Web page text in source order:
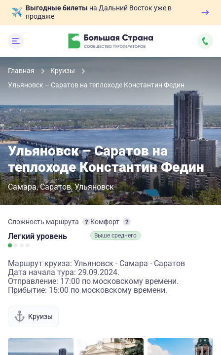
Выгодные билеты на Дальний Восток уже в
продаже
Главная
Круизы
Ульяновск – Саратов на теплоходе Константин Федин
Ульяновск – Саратов на
теплоходе Константин Федин
Самара Саратов Ульяновск
Сложность маршрута
Легкий уровень
Комфорт
Выше среднего
Маршрут круиза: Ульяновск - Самара - Саратов
Дата начала тура: 29.09.2024.
Отправление: 17:00 по московскому времени.
Прибытие: 15:00 по московскому времени.
Круизы